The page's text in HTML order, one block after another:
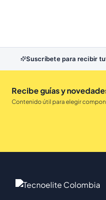
Suscríbete para recibir
Recibe guías y
Contenido útil para elegir